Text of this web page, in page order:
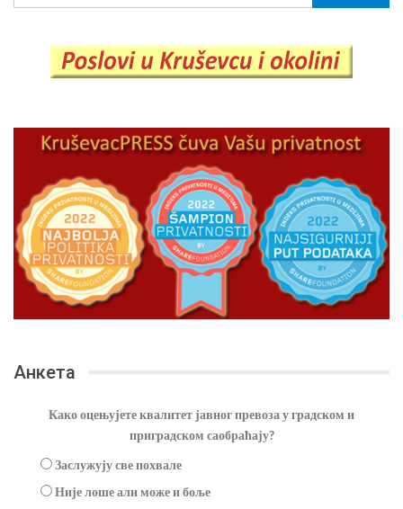
Анкета
Како оцењујете квалитет јавног превоза у градском и
приградском саобраћају?
Заслужују све похвале
Није лоше али може и боље